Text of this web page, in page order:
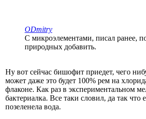
ODmitry
С микроэлементами, писал ранее,
природных добавить.
Ну вот сейчас бишофит приедет, чего
может даже это будет 100% рем на
флаконе. Как раз в экспериментальном
бактериалка. Все таки словил, да так
позеленела вода.